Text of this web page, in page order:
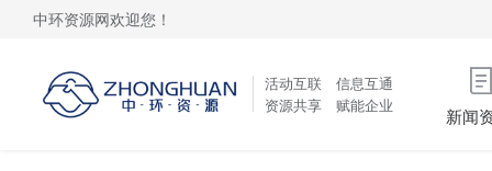
中环资源网欢迎您！
活动互联 信息互通
资源共享 赋能企业
新闻